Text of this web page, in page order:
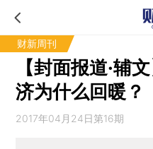
财新周刊
【封面报道·辅
济为什么回暖？
2017年04月24日第16期